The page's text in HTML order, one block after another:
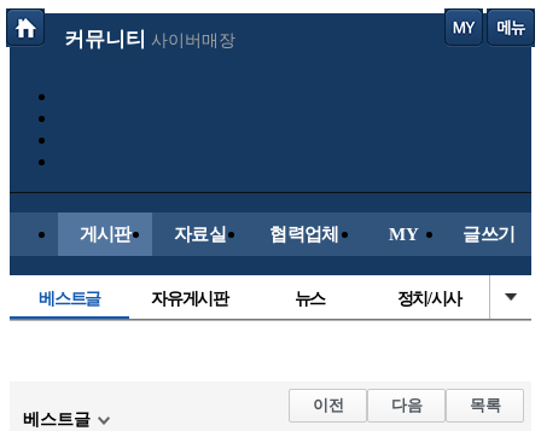
커뮤니티 사이버매장
게시판 자료실 협력업체 MY 글쓰기
베스트글 자유게시판 뉴스 정치/시사
해외축구
국내축구
베스트글
이전 다음 목록